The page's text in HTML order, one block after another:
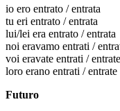
io ero entrato / entrata
tu eri entrato / entrata
lui/lei era entrato / entrata
noi eravamo entrati /
voi eravate entrati / entrate
loro erano entrati / entrate
Futuro